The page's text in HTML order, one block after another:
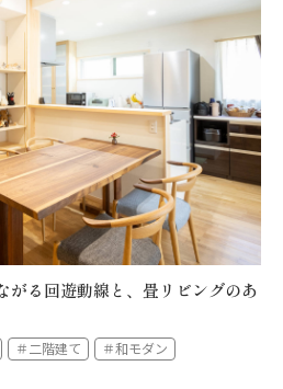
がる回遊動線と、畳リビングのあ
＃二階建て ＃和モダン